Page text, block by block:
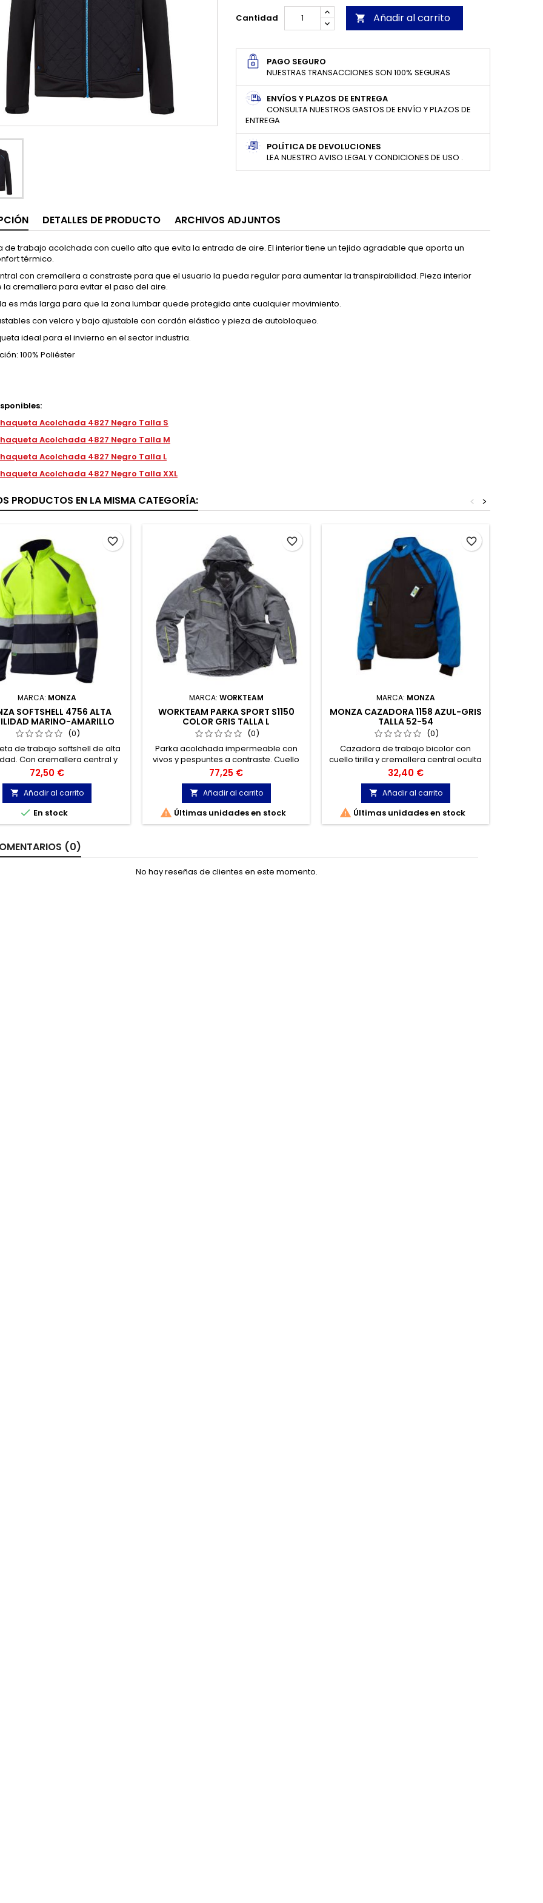
Cantidad  Añadir al carrito
PAGO SEGURO
NUESTRAS TRANSACCIONES SON 100% SEGURAS
ENVÍOS Y PLAZOS DE ENTREGA
CONSULTA NUESTROS GASTOS DE ENVÍO Y PLAZOS DE
ENTREGA
POLÍTICA DE DEVOLUCIONES
LEA NUESTRO AVISO LEGAL Y CONDICIONES DE USO .
DETALLES DE PRODUCTO ARCHIVOS ADJUNTOS
de trabajo acolchada con cuello alto que evita la entrada de aire. El interior tiene un tejido agradable que aporta un
térmico.
con cremallera a constraste para que el usuario la pueda regular para aumentar la transpirabilidad. Pieza interior
la cremallera para evitar el paso del aire.
es más larga para que la zona lumbar quede protegida ante cualquier movimiento.
con velcro y bajo ajustable con cordón elástico y pieza de autobloqueo.
ideal para el invierno en el sector industria.
100% Poliéster
Acolchada 4827 Negro Talla S
Acolchada 4827 Negro Talla M
Acolchada 4827 Negro Talla L
Acolchada 4827 Negro Talla XXL
PRODUCTOS EN LA MISMA CATEGORÍA: >
<
MARCA: MONZA
SOFTSHELL 4756 ALTA
MARINO-AMARILLO
TALLA L (0)
de trabajo softshell de alta
Con cremallera central y
La combinación de
consiguen una alta protección
elementos, transpirabilidad,
aislante y comodidad.
Precio
72,50 €
 Añadir al carrito
 En stock
favorite_border
MARCA: WORKTEAM
WORKTEAM PARKA SPORT S1150
COLOR GRIS TALLA L
(0)
Parka acolchada impermeable con
vivos y pespuntes a contraste. Cuello
alto revestido de polar y capucha
desmontable con cordón elástico y
pieza ajustable.
Precio
77,25 €
 Añadir al carrito
 Últimas unidades en stock
favorite_border
MARCA: MONZA
MONZA CAZADORA 1158 AZUL-GRIS
TALLA 52-54
(0)
Cazadora de trabajo bicolor con
cuello tirilla y cremallera central oculta
por tapeta con velcro.
Precio
32,40 €
 Añadir al carrito
 Últimas unidades en stock
favorite_border
(0)
No hay reseñas de clientes en este momento.